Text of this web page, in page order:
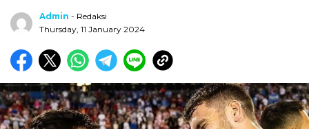
Admin - Redaksi
Thursday, 11 January 2024